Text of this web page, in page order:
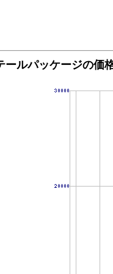
ルパッケージの価